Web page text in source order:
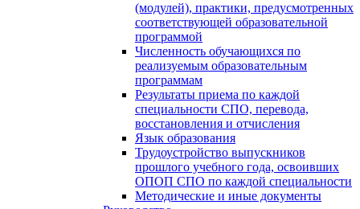
(модулей), практики, предусмотренных
соответствующей образовательной
программой
Численность обучающихся по
реализуемым образовательным
программам
Результаты приема по каждой
специальности СПО, перевода,
восстановления и отчисления
Язык образования
Трудоустройство выпускников
прошлого учебного года, освоивших
ОПОП СПО по каждой специальности
Методические и иные документы